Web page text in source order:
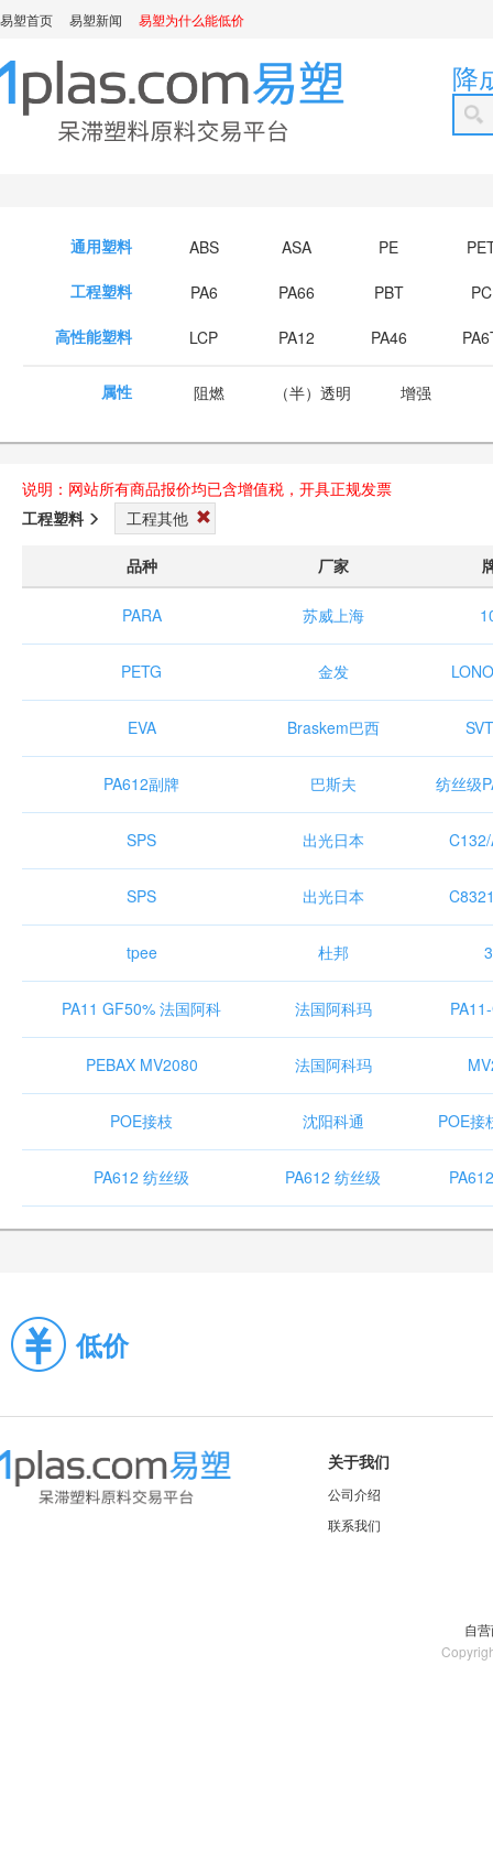
易塑首页 易塑新闻 易塑为什么能低价
降
通用塑料 ABS ASA PE
工程塑料
PA6 PA66 PBT
PC
高性能塑料
LCP PA12 PA46
属性 阻燃 （半）透明 增强
说明：网站所有商品报价均已含增值税，开具正规发票
工程塑料
工程其他
品种 厂家
PARA 苏威上海
PETG 金发
EVA Braskem巴西
PA612副牌 巴斯夫 纺丝级
SPS 出光日本
SPS 出光日本
tpee 杜邦
PA11 GF50% 法国阿科 法国阿科玛
PEBAX MV2080 法国阿科玛
POE接枝 沈阳科通 POE接
PA612 纺丝级 PA612 纺丝级
低价
关于我们
公司介绍
联系我们
自